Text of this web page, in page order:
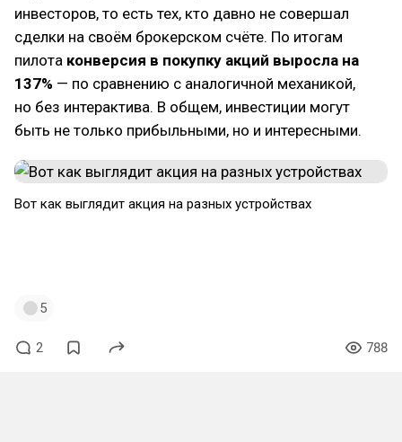
инвесторов, то есть тех, кто давно не совершал
сделки на своём брокерском счёте. По итогам
пилота конверсия в покупку акций выросла на
137% — по сравнению с аналогичной механикой,
но без интерактива. В общем, инвестиции могут
быть не только прибыльными, но и интересными.
Вот как выглядит акция на разных устройствах
5
2 788